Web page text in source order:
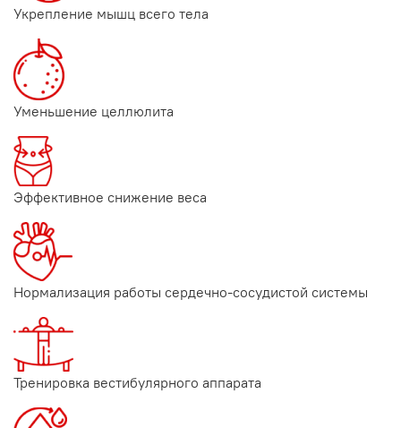
Укрепление мышц всего тела
Уменьшение целлюлита
Эффективное снижение веса
Нормализация работы сердечно-сосудистой системы
Тренировка вестибулярного аппарата